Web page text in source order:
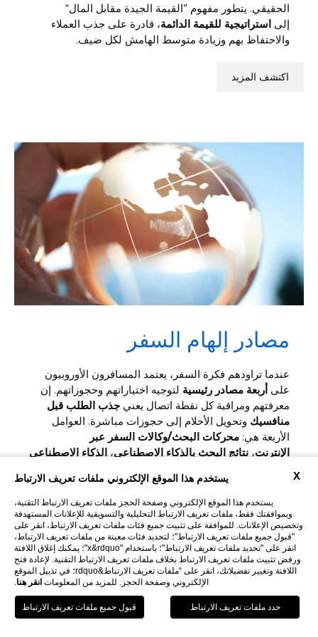
الحقيقي. يتطور مفهوم ”القيمة الجيدة مقابل المال“
إلى استراتيجية للقيمة الدائمة، قادرة على جذب العملاء
والاحتفاظ بهم وزيادة متوسط الهامش لكل ضيف.
اكتشف المزيد
مصادر إلهام السفر
عندما تراودهم فكرة السفر، يعتمد المسافرون الأوروبيون
على أربعة مصادر رئيسية لتوجيه اختياراتهم وحجوزاتهم. إن
معرفتهم ومراقبة كل نقطة اتصال يعني جذب الطلب قبل
منافسيك وتحويل الأحلام إلى حجوزات مباشرة. العوامل
الأربعة هي: محركات البحث/وكالات السفر عبر
الإنترنت، نتائج البحث بالذكاء الاصطناعي، الذكاء الاصطناعي
رقميين بشكل متزايد: من يعرف كيف يقدم نفسه جيدًا في
هذه البيئات هو من يفوز.
اكتشف المزيد
X يستخدم هذا الموقع الإلكتروني ملفات تعريف الارتباط
يستخدم هذا الموقع الإلكتروني وصفحة الحجز ملفات تعريف الارتباط التقنية،
وبموافقتك فقط، ملفات تعريف الارتباط التحليلية والتسويقية للإعلانات المستهدفة
وتخصيص الإعلانات. للموافقة على تثبيت جميع فئات ملفات تعريف الارتباط، انقر على
"قبول جميع ملفات تعريف الارتباط"؛ لتحديد فئات معينة من ملفات تعريف الارتباط،
انقر على "تحديد ملفات تعريف الارتباط"؛ باستخدام "x&rdquo"؛ يمكنك إغلاق اللافتة
ورفض تثبيت ملفات تعريف الارتباط بخلاف ملفات تعريف الارتباط التقنية. لإعادة فتح
اللافتة وتغيير تفضيلاتك، انقر على “ملفات تعريف الارتباط&rdquo؛ في تذييل الموقع
الإلكتروني وصفحة الحجز. للمزيد من المعلومات انقر هنا.